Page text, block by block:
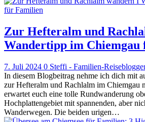
Zur Hefteralm und
Wandertipp im
7. Juli 2024 0 Steffi - Familien-
In diesem Blogbeitrag nehme ich dich mit
zur Hefteralm und Rachlalm im Chiemgau
erwartet euch eine tolle Rundwanderung
Hochplattengebiet mit spannenden, aber
Wanderwegen. Die beiden urigen…